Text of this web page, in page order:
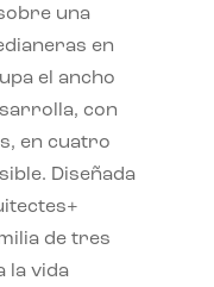
una
en
el ancho
con
en cuatro
Diseñada
de tres
la vida